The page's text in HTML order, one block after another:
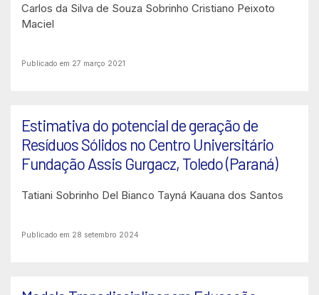
Carlos da Silva de Souza Sobrinho Cristiano Peixoto
Maciel
Publicado em 27 março 2021
Estimativa do potencial de geração de
Resíduos Sólidos no Centro Universitário
Fundação Assis Gurgacz, Toledo (Paraná)
Tatiani Sobrinho Del Bianco Tayná Kauana dos Santos
Publicado em 28 setembro 2024